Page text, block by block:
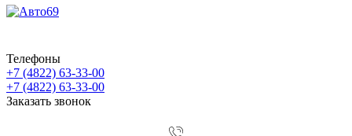
Телефоны
+7 (4822) 63-33-00
+7 (4822) 63-33-00
Заказать звонок